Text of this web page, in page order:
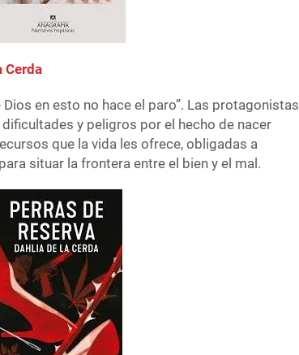
Cerda
en esto no hace el paro”. Las protagonistas
y peligros por el hecho de nacer
que la vida les ofrece, obligadas a
situar la frontera entre el bien y el mal.